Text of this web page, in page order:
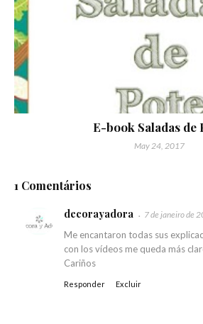
E-book Saladas de
May 24, 2017
1 Comentários
decorayadora 7 de janeiro de
Me encantaron todas sus
con los vídeos me queda más
Cariños
Responder Excluir